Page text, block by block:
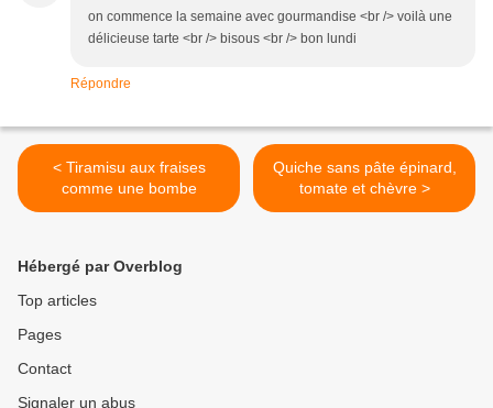
on commence la semaine avec gourmandise <br /> voilà une
délicieuse tarte <br /> bisous <br /> bon lundi
Répondre
< Tiramisu aux fraises
comme une bombe
Quiche sans pâte épinard,
tomate et chèvre >
Hébergé par Overblog
Top articles
Pages
Contact
Signaler un abus